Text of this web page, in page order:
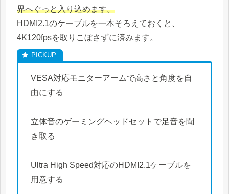
界へぐっと入り込めます。
HDMI2.1のケーブルを一本そろえておくと、
4K120fpsを取りこぼさずに済みます。
VESA対応モニターアームで高さと角度を自
由にする
立体音のゲーミングヘッドセットで足音を聞
き取る
Ultra High Speed対応のHDMI2.1ケーブルを
用意する